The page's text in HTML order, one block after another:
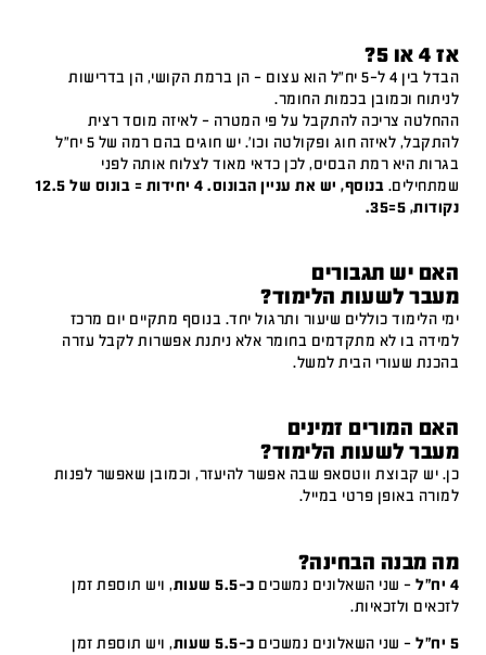
אז 4 או 5?
הבדל בין 4 ל-5 יח"ל הוא עצום – הן ברמת הקושי, הן בדרישות
לניתוח וכמובן בכמות החומר.
ההחלטה צריכה להתקבל על פי המטרה – לאיזה מוסד רצית
להתקבל, לאיזה חוג ופקולטה וכו'. יש חוגים בהם רמה של 5 יח"ל
בגרות היא רמת הבסיס, לכן כדאי מאוד לצלוח אותה לפני
שמתחילים.
בנוסף, יש את עניין הבונוס. 4 יחידות = בונוס של 12.5
נקודות, 5=35.
האם יש תגבורים
מעבר לשעות הלימוד?
ימי הלימוד כוללים שיעור ותרגול יחד. בנוסף מתקיים יום מרכז
למידה בו לא מתקדמים בחומר אלא ניתנת אפשרות לקבל עזרה
בהכנת שעורי הבית למשל.
האם המורים זמינים
מעבר לשעות הלימוד?
כן. יש קבוצת ווטסאפ שבה אפשר להיעזר, וכמובן שאפשר לפנות
למורה באופן פרטי במייל.
מה מבנה הבחינה?
4 יח"ל – שני השאלונים נמשכים כ-5.5 שעות
, ויש תוספת זמן
לזכאים ולזכאיות.
5 יח"ל – שני השאלונים נמשכים כ-5.5 שעות
, ויש תוספת זמן